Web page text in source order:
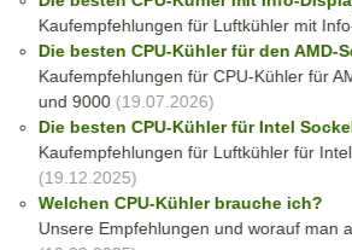
Kaufempfehlungen für Luftkühler mit
Die besten CPU-Kühler für den AMD-
Kaufempfehlungen für CPU-Kühler für
und 9000(19.07.2026)
Die besten CPU-Kühler für Intel
Kaufempfehlungen für Luftkühler für
(19.12.2025)
Welchen CPU-Kühler brauche ich?
Unsere Empfehlungen und worauf man